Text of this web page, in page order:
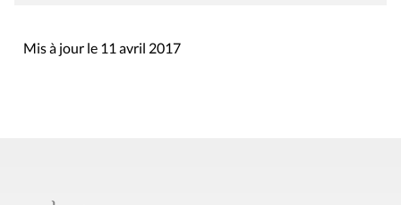
Mis à jour le 11 avril 2017